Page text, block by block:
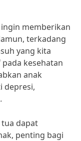
memberikan
terkadang
yang kita
kesehatan
anak
depresi,
dapat
penting bagi